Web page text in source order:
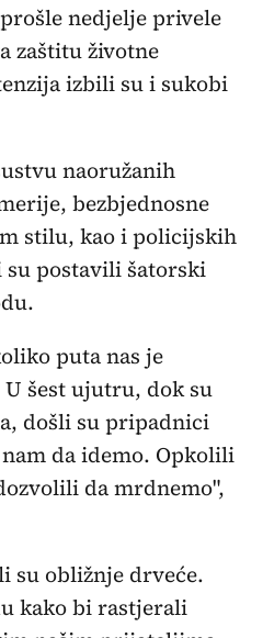
nedjelje privele
zaštitu životne
izbili su i sukobi
naoružanih
bezbjednosne
stilu, kao i policijskih
su postavili šatorski
puta nas je
šest ujutru, dok su
došli su pripadnici
da idemo. Opkolili
da mrdnemo",
su obližnje drveće.
kako bi rastjerali